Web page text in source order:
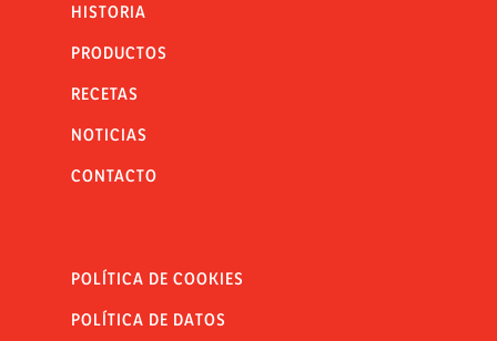
HISTORIA
PRODUCTOS
RECETAS
NOTICIAS
CONTACTO
POLÍTICA DE COOKIES
POLÍTICA DE DATOS